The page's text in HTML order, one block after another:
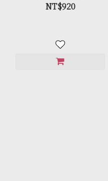
NT$920